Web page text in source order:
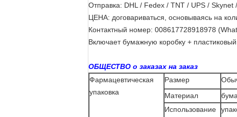
Отправка: DHL / Fedex / TNT / UPS /
ЦЕНА: договариваться, основываясь на
Контактный номер: 008617728918978
Включает бумажную коробку +
ОБЩЕСТВО о заказах на заказ
Фармацевтическая
упаковка
Размер
Материал
Использование